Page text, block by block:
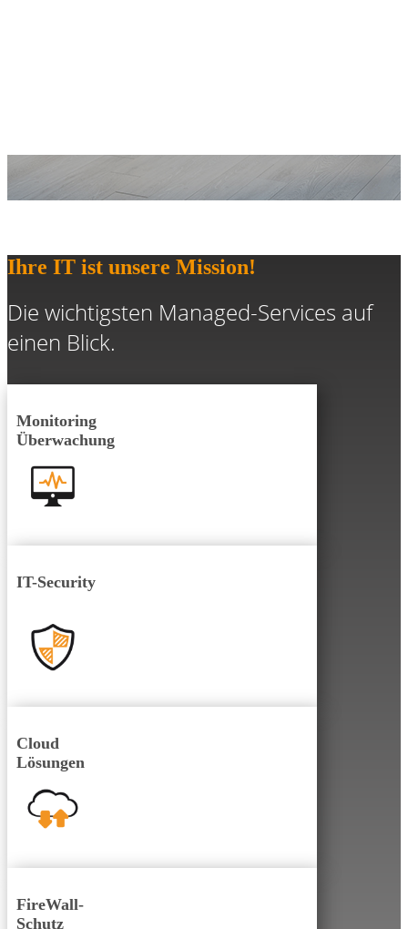
Ihre IT ist unsere Mission!
Die wichtigsten Managed-Services auf
einen Blick.
Monitoring
Überwachung
IT-Security
Cloud
Lösungen
FireWall-
Schutz